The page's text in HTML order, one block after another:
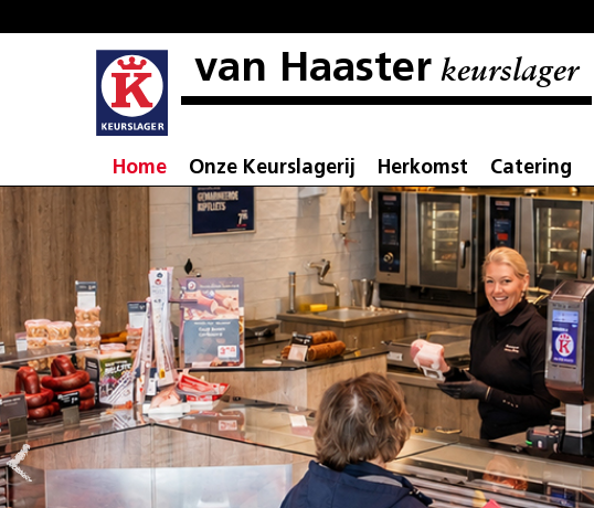
van Haasterkeurslager
Home Onze Keurslagerij Herkomst Catering